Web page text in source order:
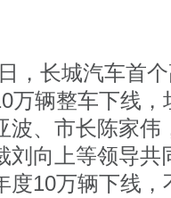
，长城汽车首
万辆整车下线
波、市长陈家
刘向上等领导
度10万辆下线